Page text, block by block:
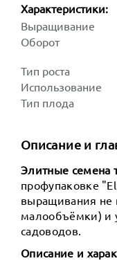
Характеристики:
Выращивание
Оборот
Тип роста
Использование
Тип плода
Описание и
Элитные семена
профупаковке
выращивания
малообъёмки) и
садоводов.
Описание и